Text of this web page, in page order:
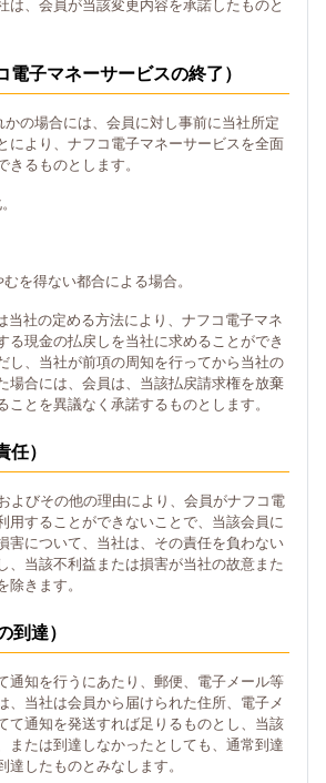
は、会員が当該変更内容を承諾したものと
電子マネーサービスの終了）
かの場合には、会員に対し事前に当社所定
により、ナフコ電子マネーサービスを全面
きるものとします。
を得ない都合による場合。
当社の定める方法により、ナフコ電子マネ
る現金の払戻しを当社に求めることができ
し、当社が前項の周知を行ってから当社の
場合には、会員は、当該払戻請求権を放棄
ことを異議なく承諾するものとします。
）
よびその他の理由により、会員がナフコ電
用することができないことで、当該会員に
害について、当社は、その責任を負わない
、当該不利益または損害が当社の故意また
除きます。
到達）
通知を行うにあたり、郵便、電子メール等
、当社は会員から届けられた住所、電子メ
て通知を発送すれば足りるものとし、当該
または到達しなかったとしても、通常到達
達したものとみなします。